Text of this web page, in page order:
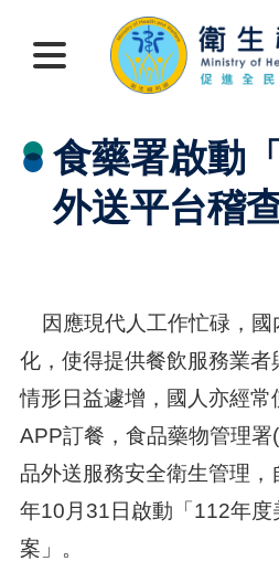
食藥署啟動
外送平台稽
因應現代人工作忙碌，國
化，使得提供餐飲服務業
情形日益遽增，國人亦經常
APP訂餐，食品藥物管理
品外送服務安全衛生管理
年10月31日啟動「112年
案」。